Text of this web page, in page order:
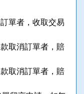
單者，收取交易
取消訂單者，賠
取消訂單者，賠